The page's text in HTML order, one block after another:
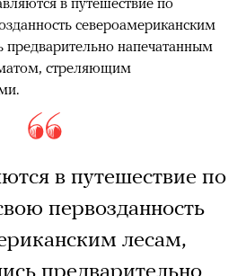
североамериканским
напечатанным
стреляющим
в путешествие по
первозданность
лесам,